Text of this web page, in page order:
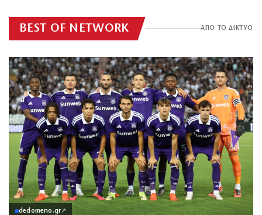
BEST OF NETWORK ΑΠΟ ΤΟ ΔΙΚΤΥΟ
dedomeno.gr↗